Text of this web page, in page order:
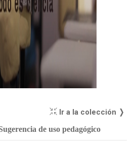
Ir a la colección ❭
de uso pedagógico